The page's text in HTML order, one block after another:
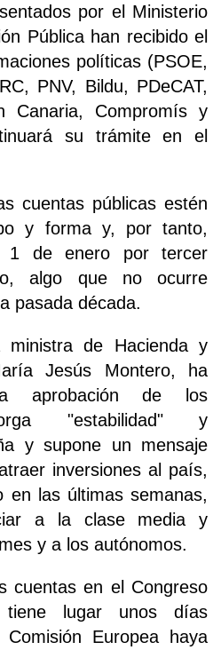
por el Ministerio
Pública han recibido el
políticas (PSOE,
PNV, Bildu, PDeCAT,
Canaria, Compromís y
su trámite en el
cuentas públicas estén
y forma y, por tanto,
1 de enero por tercer
algo que no ocurre
pasada década.
de Hacienda y
Jesús Montero, ha
aprobación de los
"estabilidad" y
y supone un mensaje
inversiones al país,
en las últimas semanas,
a la clase media y
y a los autónomos.
cuentas en el Congreso
lugar unos días
Europea haya